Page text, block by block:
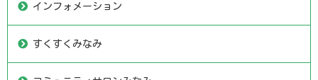
インフォメーション
すくすくみなみ